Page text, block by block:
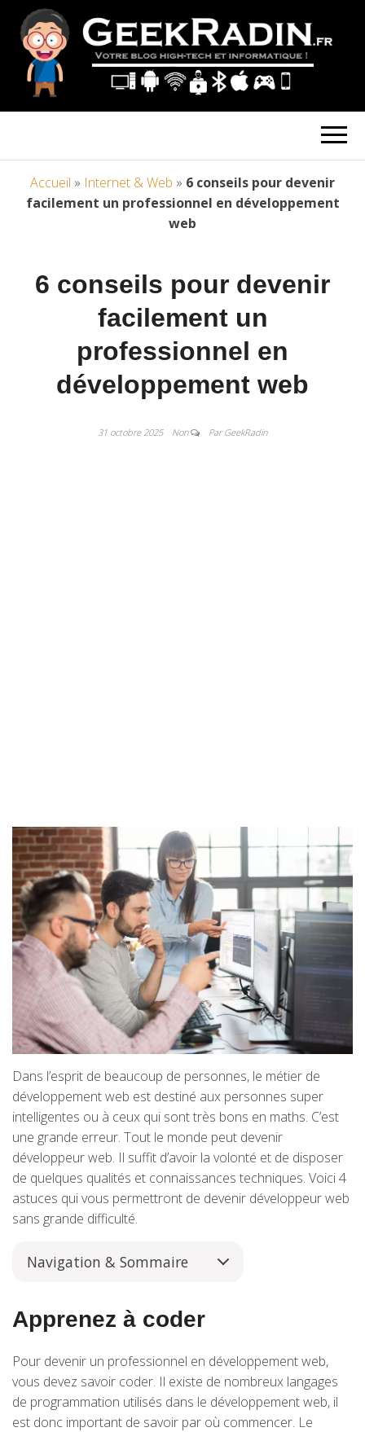
Accueil » Internet & Web » 6 conseils pour devenir
facilement un professionnel en développement
web
6 conseils pour devenir
facilement un
professionnel en
développement web
31 octobre 2025 Non Par GeekRadin
Dans l’esprit de beaucoup de personnes, le métier de
développement web est destiné aux personnes super
intelligentes ou à ceux qui sont très bons en maths. C’est
une grande erreur. Tout le monde peut devenir
développeur web. Il suffit d’avoir la volonté et de disposer
de quelques qualités et connaissances techniques. Voici 4
astuces qui vous permettront de devenir développeur web
sans grande difficulté.
Navigation & Sommaire
Apprenez à coder
Pour devenir un professionnel en développement web,
vous devez savoir coder. Il existe de nombreux langages
de programmation utilisés dans le développement web, il
est donc important de savoir par où commencer. Le